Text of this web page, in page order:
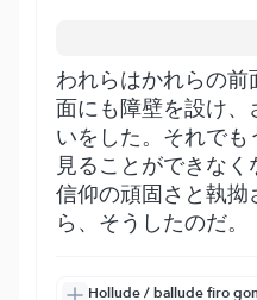
われらはかれらの
面にも障壁を設け
いをした。それでも
見ることができな
信仰の頑固さと執
ら、そうしたのだ。
Hollude /